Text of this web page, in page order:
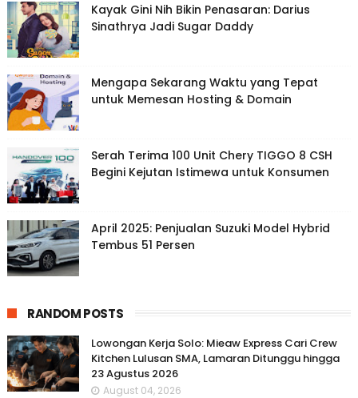
Kayak Gini Nih Bikin Penasaran: Darius
Sinathrya Jadi Sugar Daddy
Mengapa Sekarang Waktu yang Tepat
untuk Memesan Hosting & Domain
Serah Terima 100 Unit Chery TIGGO 8 CSH
Begini Kejutan Istimewa untuk Konsumen
April 2025: Penjualan Suzuki Model Hybrid
Tembus 51 Persen
RANDOM POSTS
Lowongan Kerja Solo: Mieaw Express Cari Crew
Kitchen Lulusan SMA, Lamaran Ditunggu hingga
23 Agustus 2026
August 04, 2026